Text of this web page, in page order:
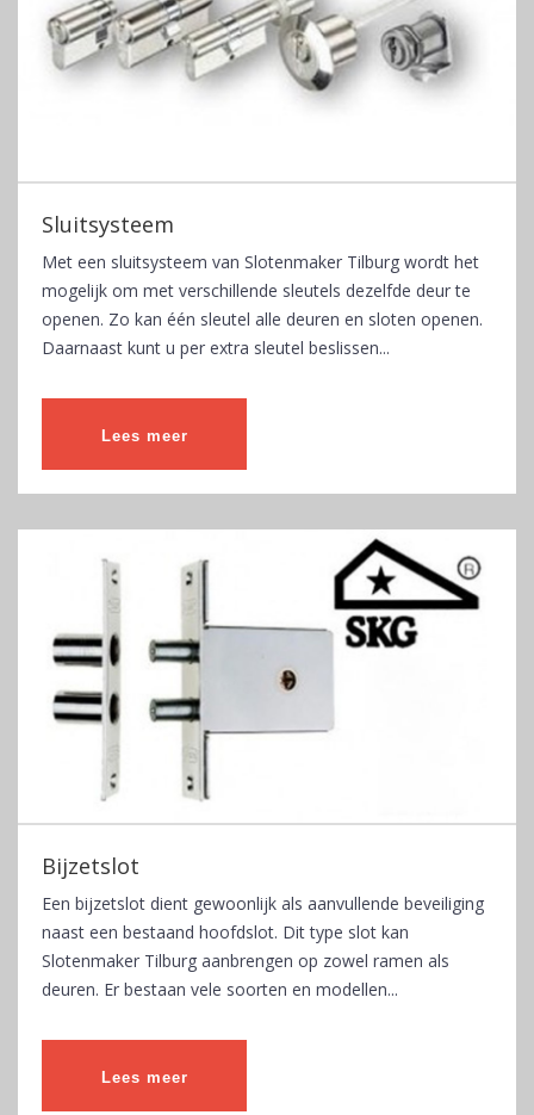
Sluitsysteem
Met een sluitsysteem van Slotenmaker Tilburg wordt het
mogelijk om met verschillende sleutels dezelfde deur te
openen. Zo kan één sleutel alle deuren en sloten openen.
Daarnaast kunt u per extra sleutel beslissen...
Lees meer
Bijzetslot
Een bijzetslot dient gewoonlijk als aanvullende beveiliging
naast een bestaand hoofdslot. Dit type slot kan
Slotenmaker Tilburg aanbrengen op zowel ramen als
deuren. Er bestaan vele soorten en modellen...
Lees meer